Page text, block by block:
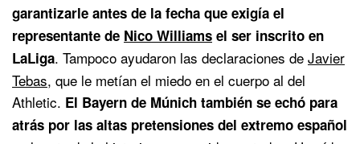
garantizarle antes de la fecha que exigía el
representante de Nico Williams el ser inscrito en
LaLiga. Tampoco ayudaron las declaraciones de Javier
Tebas, que le metían el miedo en el cuerpo al del
Athletic. El Bayern de Múnich también se echó para
atrás por las altas pretensiones del extremo español